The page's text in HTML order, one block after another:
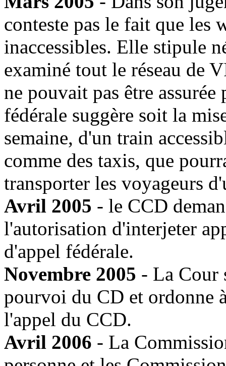
conteste pas le fait que les
inaccessibles. Elle stipule
examiné tout le réseau de
ne pouvait pas être
fédérale suggère soit la
semaine, d'un train
comme des taxis, que
transporter les voyageurs
Avril 2005 - le CCD
l'autorisation d'interjeter
d'appel fédérale.
Novembre 2005 - La Cour
pourvoi du CD et ordonne
l'appel du CCD.
Avril 2006 - La